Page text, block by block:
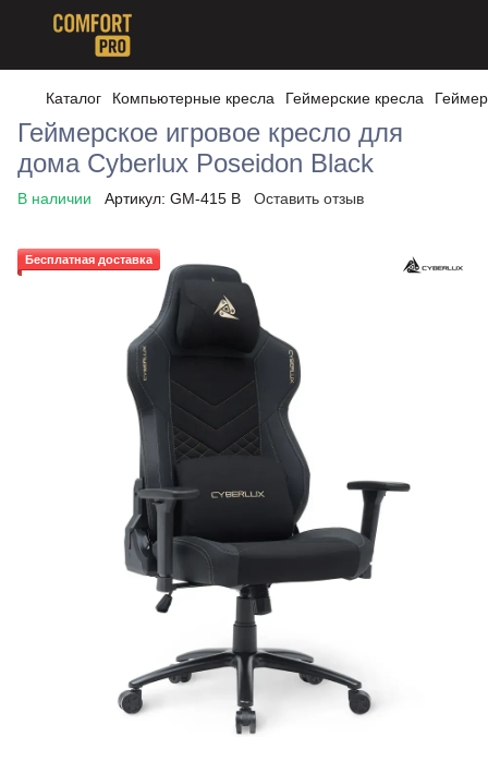
Каталог Компьютерные кресла Геймерские кресла
Геймерское игровое кресло для
дома Cyberlux Poseidon Black
В наличии Артикул: GM-415 B Оставить отзыв
Бесплатная доставка